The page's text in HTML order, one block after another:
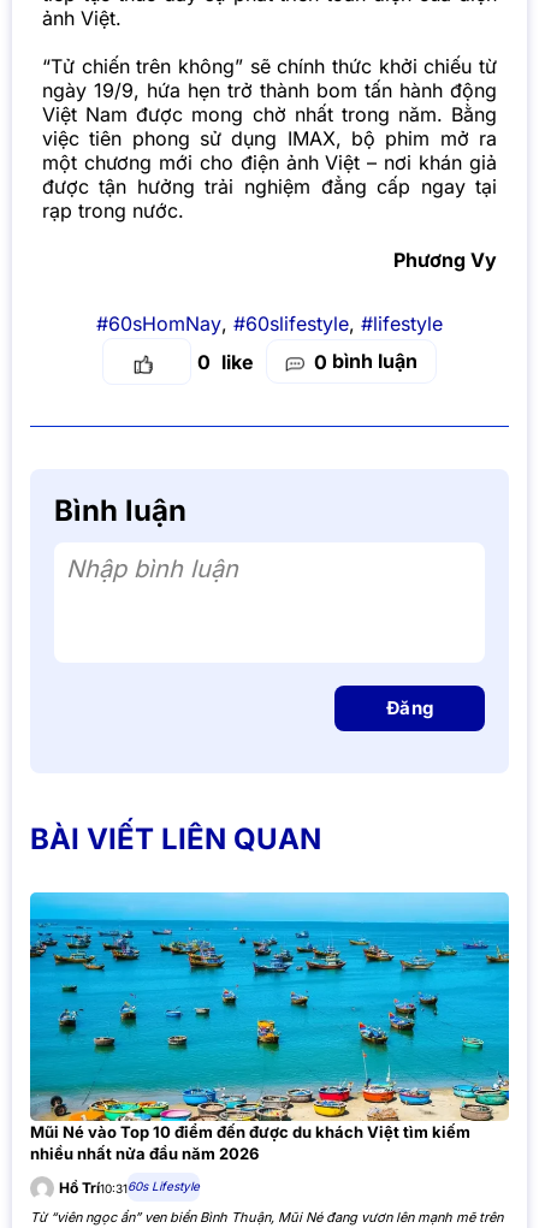
ảnh Việt.
“Tử chiến trên không” sẽ chính thức khởi chiếu từ
ngày 19/9, hứa hẹn trở thành bom tấn hành động
Việt Nam được mong chờ nhất trong năm. Bằng
việc tiên phong sử dụng IMAX, bộ phim mở ra
một chương mới cho điện ảnh Việt – nơi khán giả
được tận hưởng trải nghiệm đẳng cấp ngay tại
rạp trong nước.
Phương Vy
#60sHomNay, #60slifestyle, #lifestyle
0
0 bình luận
Bình luận
Nhập bình luận
Đăng
BÀI VIẾT LIÊN QUAN
Mũi Né vào Top 10 điểm đến được du khách Việt tìm kiếm
nhiều nhất nửa đầu năm 2026
Hồ Trí10:3160s Lifestyle
Từ “viên ngọc ẩn” ven biển Bình Thuận, Mũi Né đang vươn lên mạnh mẽ trên